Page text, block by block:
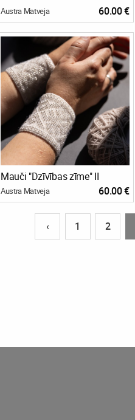
Austra Matveja 60.00 €
Mauči "Dzīvības zīme" II
Austra Matveja 60.00 €
‹ 1 2